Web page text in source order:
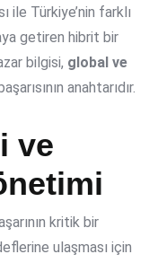
ile Türkiye’nin farklı
getiren hibrit bir
bilgisi, global ve
anahtarıdır.
ve
kritik bir
ulaşması için